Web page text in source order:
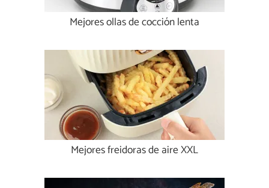
Mejores ollas de cocción lenta
Mejores freidoras de aire XXL